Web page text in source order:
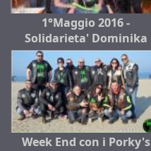
1°Maggio 2016 -
Solidarieta' Dominika
Week End con i Porky's